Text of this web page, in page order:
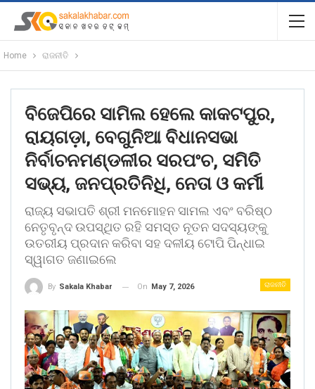
Home ରାଜନୀତି
ବିଜେପିରେ ସାମିଲ ହେଲେ କାକଟପୁର,
ରାୟଗଡ଼ା, ବେଗୁନିଆ ବିଧାନସଭା
ନିର୍ବାଚନମଣ୍ଡଳୀର ସରପଂଚ, ସମିତି
ସଭ୍ୟ, ଜନପ୍ରତିନିଧି, ନେତା ଓ କର୍ମୀ
ରାଜ୍ୟ ସଭାପତି ଶ୍ରୀ ମନମୋହନ ସାମଲ ଏବଂ ବରିଷ୍ଠ
ନେତୃବୃନ୍ଦ ଉପସ୍ଥିତ ରହି ସମସ୍ତ ନୂତନ ସଦସ୍ୟଙ୍କୁ
ଉତରୀୟ ପ୍ରଦାନ କରିବା ସହ ଦଳୀୟ ଟୋପି ପିନ୍ଧାଇ
ସ୍ୱାଗତ ଜଣାଇଲେ
ରାଜନୀତି
By Sakala Khabar On May 7, 2026